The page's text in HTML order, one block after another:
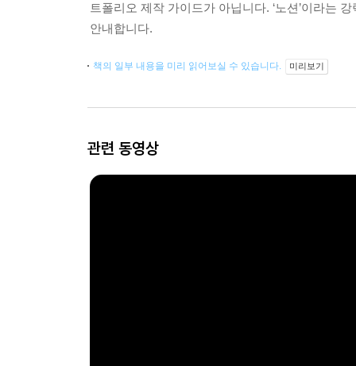
트폴리오 제작 가이드가 아닙니다. ‘노션’이라는
안내합니다.
책의 일부 내용을 미리 읽어보실 수 있습니다. 미리보기
관련 동영상